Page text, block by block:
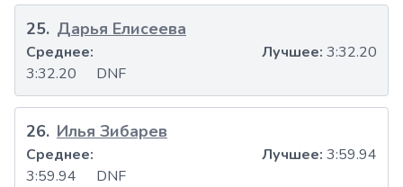
25. Дарья Елисеева
3:32.20 DNF
Среднее: Лучшее: 3:32.20
26. Илья Зибарев
3:59.94 DNF
Среднее: Лучшее: 3:59.94